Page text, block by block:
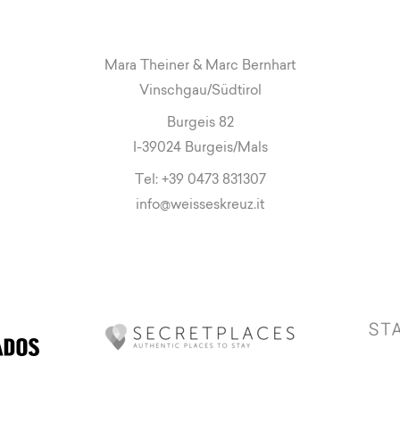
Mara Theiner & Marc Bernhart
Vinschgau/Südtirol
Burgeis 82
I-39024 Burgeis/Mals
Tel: +39 0473 831307
info@weisseskreuz.it